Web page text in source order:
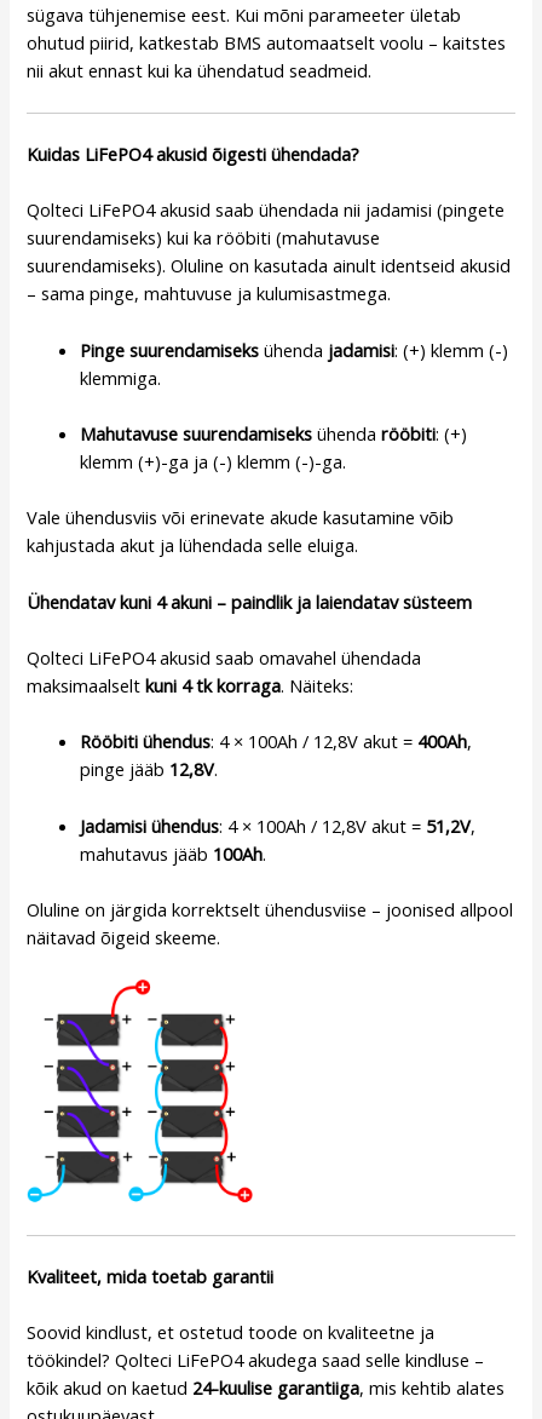
sügava tühjenemise eest. Kui mõni parameeter ületab
ohutud piirid, katkestab BMS automaatselt voolu – kaitstes
nii akut ennast kui ka ühendatud seadmeid.
Kuidas LiFePO4 akusid õigesti ühendada?
Qolteci LiFePO4 akusid saab ühendada nii jadamisi (pingete
suurendamiseks) kui ka rööbiti (mahutavuse
suurendamiseks). Oluline on kasutada ainult identseid akusid
– sama pinge, mahtuvuse ja kulumisastmega.
Pinge suurendamiseks ühenda jadamisi: (+) klemm (-)
klemmiga.
Mahutavuse suurendamiseks ühendarööbiti: (+)
klemm (+)-ga ja (-) klemm (-)-ga.
Vale ühendusviis või erinevate akude kasutamine võib
kahjustada akut ja lühendada selle eluiga.
Ühendatav kuni 4 akuni – paindlik ja laiendatav süsteem
Qolteci LiFePO4 akusid saab omavahel ühendada
maksimaalseltkuni 4 tk korraga. Näiteks:
Rööbiti ühendus: 4 × 100Ah / 12,8V akut = 400Ah,
pinge jääb 12,8V.
Jadamisi ühendus: 4 × 100Ah / 12,8V akut = 51,2V,
mahutavus jääb 100Ah.
Oluline on järgida korrektselt ühendusviise – joonised allpool
näitavad õigeid skeeme.
Kvaliteet, mida toetab garantii
Soovid kindlust, et ostetud toode on kvaliteetne ja
töökindel? Qolteci LiFePO4 akudega saad selle kindluse –
kõik akud on kaetud 24-kuulise garantiiga, mis kehtib alates